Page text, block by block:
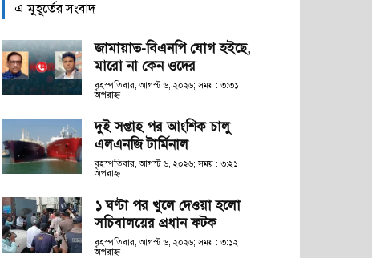
এ মুহূর্তের সংবাদ
জামায়াত-বিএনপি যোগ হইছে,
মারো না কেন ওদের
বৃহস্পতিবার, আগস্ট ৬, ২০২৬; সময় : ৩:৩১
অপরাহ্ণ
দুই সপ্তাহ পর আংশিক চালু
এলএনজি টার্মিনাল
বৃহস্পতিবার, আগস্ট ৬, ২০২৬; সময় : ৩:২১
অপরাহ্ণ
১ ঘণ্টা পর খুলে দেওয়া হলো
সচিবালয়ের প্রধান ফটক
বৃহস্পতিবার, আগস্ট ৬, ২০২৬; সময় : ৩:১২
অপরাহ্ণ